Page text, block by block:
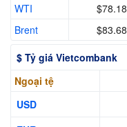
WTI
$78.18
Brent
$83.68
$ Tỷ giá Vietcombank
Ngoại tệ
USD